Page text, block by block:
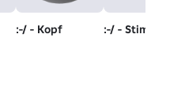
:-/ - Kopf :-/ -